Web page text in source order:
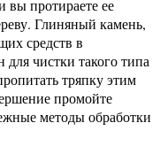
вы протираете ее
Глиняный камень,
средств в
для чистки такого типа
тряпку этим
промойте
методы обработки